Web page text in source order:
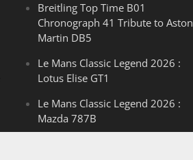
Breitling Top Time B01
Chronograph 41 Tribute to Aston
Martin DB5
Le Mans Classic Legend 2026 :
Lotus Elise GT1
Le Mans Classic Legend 2026 :
Mazda 787B